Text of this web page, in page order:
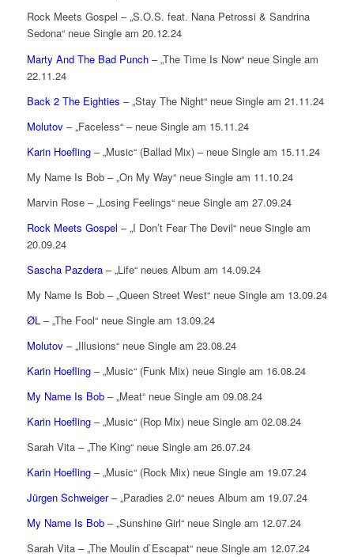
Rock Meets Gospel – „S.O.S. feat. Nana Petrossi & Sandrina
Sedona“ neue Single am 20.12.24
Marty And The Bad Punch– „The Time Is Now“ neue Single am
22.11.24
Back 2 The Eighties – „Stay The Night“ neue Single am 21.11.24
Molutov – „Faceless“ – neue Single am 15.11.24
Karin Hoefling– „Music“ (Ballad Mix) – neue Single am 15.11.24
My Name Is Bob – „On My Way“ neue Single am 11.10.24
Marvin Rose – „Losing Feelings“ neue Single am 27.09.24
Rock Meets Gospel – „I Don’t Fear The Devil“ neue Single am
20.09.24
Sascha Pazdera– „Life“ neues Album am 14.09.24
My Name Is Bob – „Queen Street West“ neue Single am 13.09.24
ØL– „The Fool“ neue Single am 13.09.24
Molutov– „Illusions“ neue Single am 23.08.24
Karin Hoefling– „Music“ (Funk Mix) neue Single am 16.08.24
My Name Is Bob– „Meat“ neue Single am 09.08.24
Karin Hoefling– „Music“ (Rop Mix) neue Single am 02.08.24
Sarah Vita – „The King“ neue Single am 26.07.24
Karin Hoefling– „Music“ (Rock Mix) neue Single am 19.07.24
Jürgen Schweiger– „Paradies 2.0“ neues Album am 19.07.24
My Name Is Bob– „Sunshine Girl“ neue Single am 12.07.24
Sarah Vita – „The Moulin d`Escapat“ neue Single am 12.07.24